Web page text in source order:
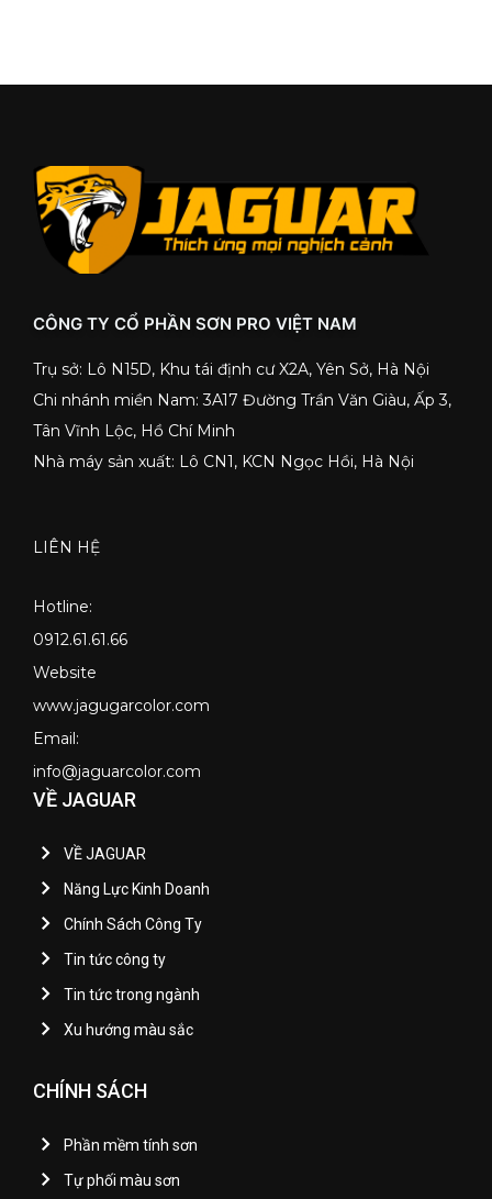
CÔNG TY CỔ PHẦN SƠN PRO VIỆT NAM
Trụ sở: Lô N15D, Khu tái định cư X2A, Yên Sở, Hà Nội
Chi nhánh miền Nam: 3A17 Đường Trần Văn Giàu, Ấp 3,
Tân Vĩnh Lộc, Hồ Chí Minh
Nhà máy sản xuất: Lô CN1, KCN Ngọc Hồi, Hà Nội
LIÊN HỆ
Hotline:
0912.61.61.66
Website
www.jagugarcolor.com
Email:
info@jaguarcolor.com
VỀ JAGUAR
VỀ JAGUAR
Năng Lực Kinh Doanh
Chính Sách Công Ty
Tin tức công ty
Tin tức trong ngành
Xu hướng màu sắc
CHÍNH SÁCH
Phần mềm tính sơn
Tự phối màu sơn